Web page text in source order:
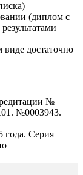
(диплом с
достаточно
№
№0003943.
года. Серия